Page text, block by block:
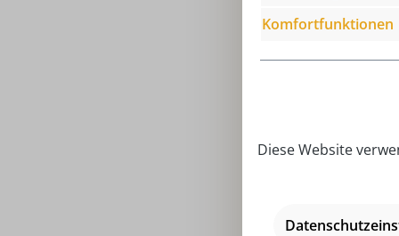
LED
mit
Komfortfunktionen
Diese Website